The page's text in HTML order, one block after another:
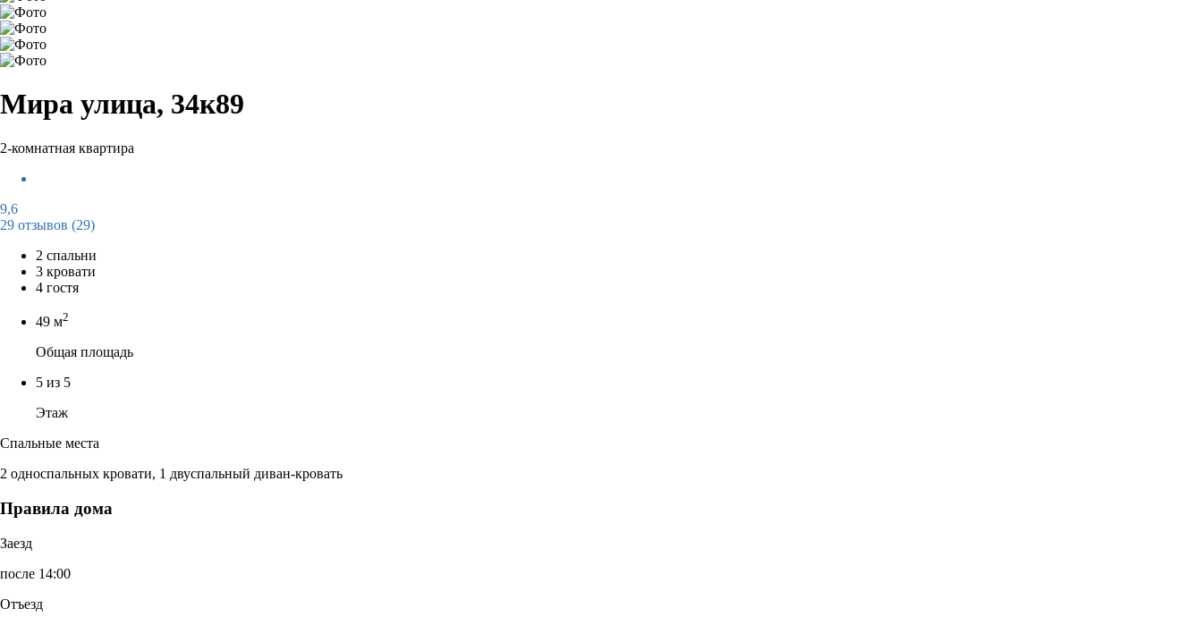
Мира улица, 34к89
2-комнатная квартира
9,6
29 отзывов (29)
2 спальни
3 кровати
4 гостя
49 м2
Общая площадь
5 из 5
Этаж
Спальные места
2 односпальных кровати, 1 двуспальный диван-кровать
Правила дома
Заезд
после 14:00
Отъезд